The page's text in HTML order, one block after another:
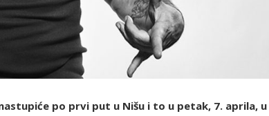
po prvi put u Nišu i to u petak, 7. aprila, u